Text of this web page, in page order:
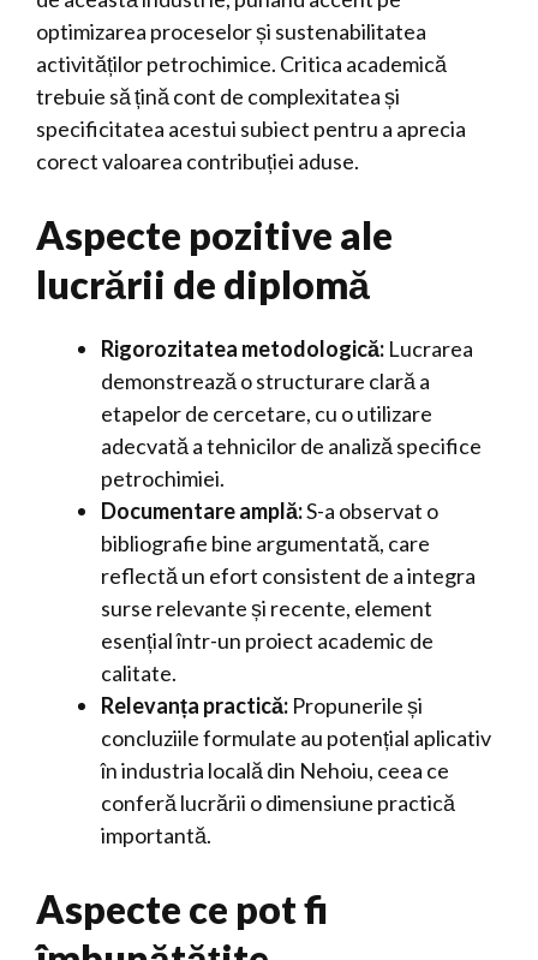
optimizarea proceselor și sustenabilitatea
activităților petrochimice. Critica academică
trebuie să țină cont de complexitatea și
specificitatea acestui subiect pentru a aprecia
corect valoarea contribuției aduse.
Aspecte pozitive ale
lucrării de diplomă
Rigorozitatea metodologică: Lucrarea
demonstrează o structurare clară a
etapelor de cercetare, cu o utilizare
adecvată a tehnicilor de analiză specifice
petrochimiei.
Documentare amplă:S-a observat o
bibliografie bine argumentată, care
reflectă un efort consistent de a integra
surse relevante și recente, element
esențial într-un proiect academic de
calitate.
Relevanța practică: Propunerile și
concluziile formulate au potențial aplicativ
în industria locală din Nehoiu, ceea ce
conferă lucrării o dimensiune practică
importantă.
Aspecte ce pot fi